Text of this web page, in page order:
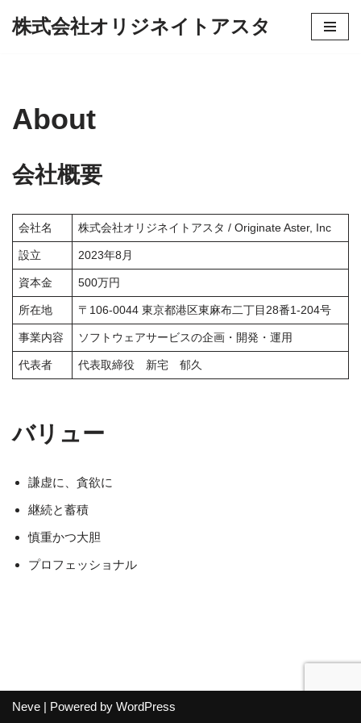
ツ
キ
プ
株式会社オリジネイトアスタ
About
会社概要
会社名 株式会社オリジネイトアスタ / Originate Aster, Inc
設立 2023年8月
資本金 500万円
所在地 〒106-0044 東京都港区東麻布二丁目28番1-204号
事業内容 ソフトウェアサービスの企画・開発・運用
代表者 代表取締役 新宅 郁久
バリュー
謙虚に、貪欲に
継続と蓄積
慎重かつ大胆
プロフェッショナル
Neve | Powered by WordPress